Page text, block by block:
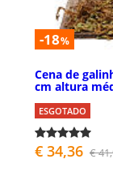
-18%
Cena de
cm altura
ESGOTADO
€ 34,36 €